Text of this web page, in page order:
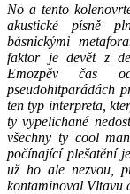
No a tento
akustické písně
básnickými
faktor je devět z
Emozpěv čas
pseudohitparádách
ten typ interpreta,
ty vypelichané
všechny ty cool
počínající plešatění
už ho ale nezvou,
kontaminoval Vltavu